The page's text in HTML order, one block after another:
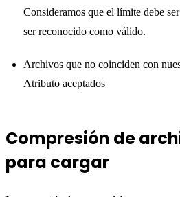
Consideramos que el límite debe
ser reconocido como válido.
Archivos que no coinciden con
Atributo aceptados
Compresión de
para cargar